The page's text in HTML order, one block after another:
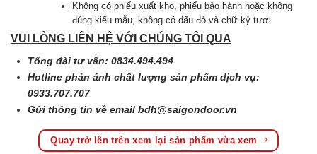
Không có phiếu xuất kho, phiếu bảo hành hoặc không
đúng kiểu mẫu, không có dấu đỏ và chữ kỷ tươi
VUI LÒNG LIÊN HỆ VỚI CHÚNG TÔI QUA
Tổng đài tư vấn: 0834.494.494
Hotline phản ánh chất lượng sản phẩm dịch vụ:
0933.707.707
Gửi thông tin về emailbdh@saigondoor.vn
Quay trở lên trên xem lại sản phẩm vừa xem